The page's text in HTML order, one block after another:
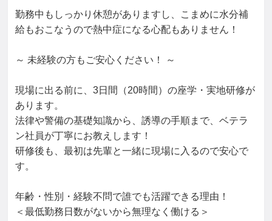
勤務中もしっかり休憩がありますし、こまめに水分補
給もおこなうので熱中症になる心配もありません！
～ 未経験の方もご安心ください！ ～
現場に出る前に、3日間（20時間）の座学・実地研修が
あります。
法律や警備の基礎知識から、誘導の手順まで、ベテラ
ン社員が丁寧にお教えします！
研修後も、最初は先輩と一緒に現場に入るので安心で
す。
年齢・性別・経験不問で誰でも活躍できる理由！
＜最低勤務日数がないから無理なく働ける＞